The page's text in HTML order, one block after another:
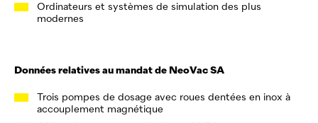
Ordinateurs et systèmes de simulation des plus
modernes
Données relatives au mandat de NeoVac SA
Trois pompes de dosage avec roues dentées en inox à
accouplement magnétique